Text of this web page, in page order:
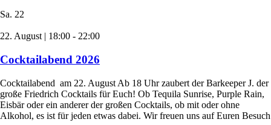
Sa. 22
22. August | 18:00 - 22:00
Cocktailabend 2026
Cocktailabend am 22. August Ab 18 Uhr zaubert der Barkeeper J. der
große Friedrich Cocktails für Euch! Ob Tequila Sunrise, Purple Rain,
Eisbär oder ein anderer der großen Cocktails, ob mit oder ohne
Alkohol, es ist für jeden etwas dabei. Wir freuen uns auf Euren Besuch